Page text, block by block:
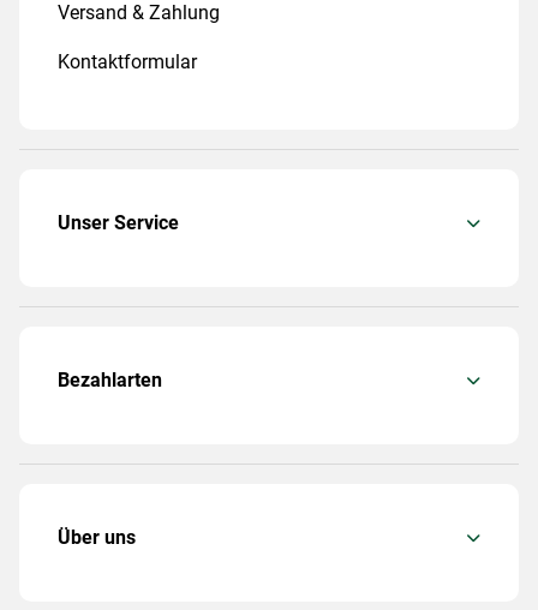
Versand & Zahlung
Kontaktformular
Unser Service
Bezahlarten
Über uns